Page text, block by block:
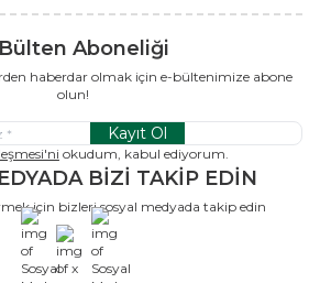
Aboneliği
haberdar olmak için e-bültenimize abone
olun!
Kayıt Ol
okudum, kabul ediyorum.
BİZİ TAKİP EDİN
için bizleri sosyal medyada takip edin
x